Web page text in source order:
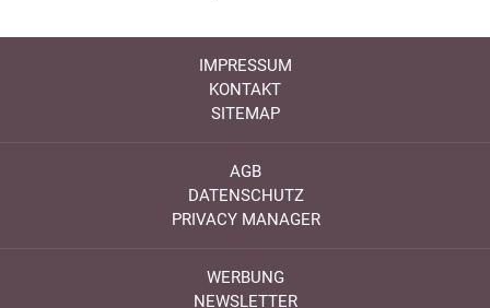
IMPRESSUM
KONTAKT
SITEMAP
AGB
DATENSCHUTZ
PRIVACY MANAGER
WERBUNG
NEWSLETTER